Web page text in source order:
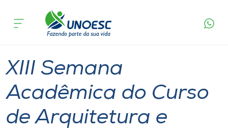
Cursos
Pesquisa
Atendimento ao Estudante
acontece
São Miguel do Oeste
XIII Semana
Acadêmica do Curso
de Arquitetura e